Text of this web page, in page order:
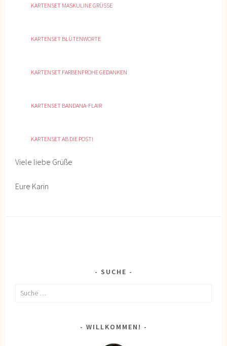
KARTENSET MASKULINE GRÜSSE
KARTENSET BLÜTENWORTE
KARTENSET FARBENFROHE GEDANKEN
KARTENSET BANDANA-FLAIR
KARTENSET AB DIE POST!
Viele liebe Grüße
Eure Karin
SUCHE
Suche
WILLKOMMEN!